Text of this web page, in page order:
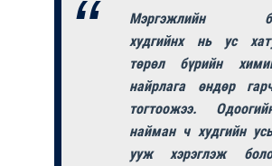
Мэргэжлийн
худгийнх нь ус
төрөл бүрийн
найрлага өндөр
тогтоожээ.
найман ч худгийн
ууж хэрэглэж